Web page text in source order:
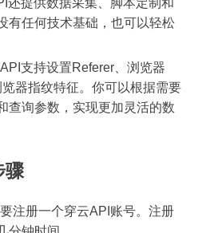
有任何技术基础，也可以轻松
支持设置Referer、浏览器
器指纹特征。你可以根据需要
查询参数，实现更加灵活的数
骤
注册一个穿云API账号。注册